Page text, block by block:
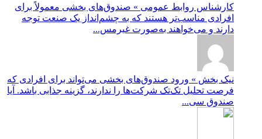
کارشناس روابط عمومی » صندوق‌های بخشی معمولاً برای
افرادی مناسب‌تر هستند که به چشم‌انداز یک صنعت توجه
دارند و می‌خواهند به‌صورت غیرمس...
نیک بخش » ورود صندوق‌های بخشی می‌تواند برای افرادی که
فرصت تحلیل تک‌تک شرکت‌ها را ندارند، گزینه جذابی باشد. آیا
صندوق سی...